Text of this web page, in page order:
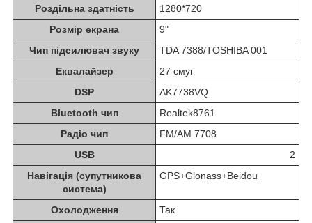
Роздільна здатність
1280*720
Розмір екрана
9"
Чип підсилювач звуку
TDA 7388/TOSHIBA 001
Еквалайзер
27 смуг
DSP
AK7738VQ
Bluetooth чип
Realtek8761
Радіо чип
FM/AM 7708
USB
2
Навігація (супутникова
система)
GPS+Glonass+Beidou
Охолодження
Так